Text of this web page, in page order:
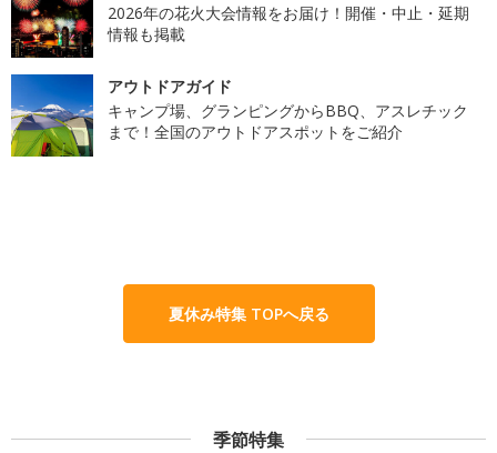
2026年の花火大会情報をお届け！開催・中止・延期
情報も掲載
アウトドアガイド
キャンプ場、グランピングからBBQ、アスレチック
まで！全国のアウトドアスポットをご紹介
夏休み特集 TOPへ戻る
季節特集